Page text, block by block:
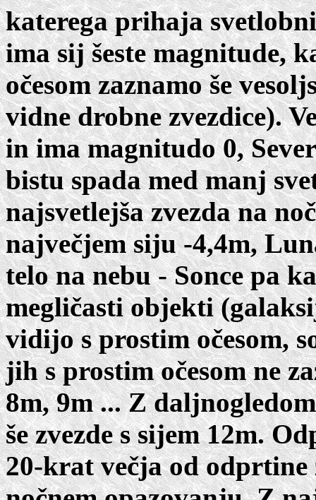
katerega prihaja
ima sij šeste magnitude,
očesom zaznamo še
vidne drobne zvezdice).
in ima magnitudo 0,
bistu spada med manj
najsvetlejša zvezda na
največjem siju -4,4m,
telo na nebu - Sonce pa
megličasti objekti
vidijo s prostim očesom,
jih s prostim očesom ne
8m, 9m ... Z
še zvezde s sijem 12m.
20-krat večja od odprtine